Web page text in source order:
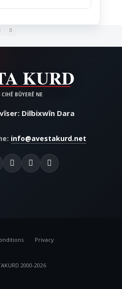
Dilbixwîn Dara
info@avestakurd.net
Privacy
2000-2026